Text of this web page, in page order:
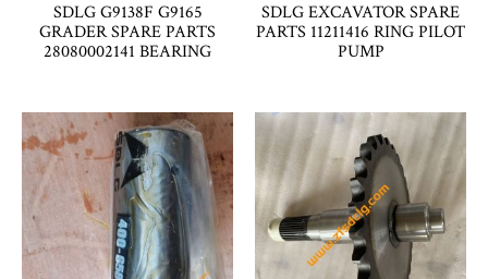
SDLG G9138F G9165
GRADER SPARE PARTS
28080002141 BEARING
SDLG EXCAVATOR SPARE
PARTS 11211416 RING PILOT
PUMP